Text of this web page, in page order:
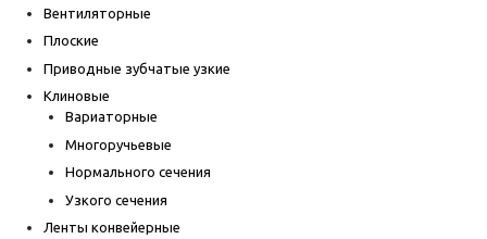
Вентиляторные
Плоские
Приводные зубчатые узкие
Клиновые
Вариаторные
Многоручьевые
Нормального сечения
Узкого сечения
Ленты конвейерные